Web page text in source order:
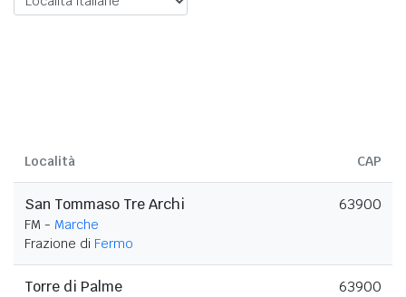
Località CAP
San Tommaso Tre Archi
FM - Marche
Frazione di Fermo
63900
Torre di Palme 63900